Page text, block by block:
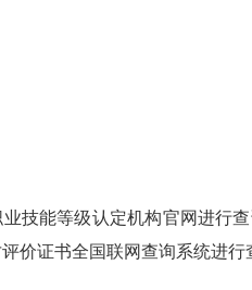
技能等级认定机构官网进行
价证书全国联网查询系统进行